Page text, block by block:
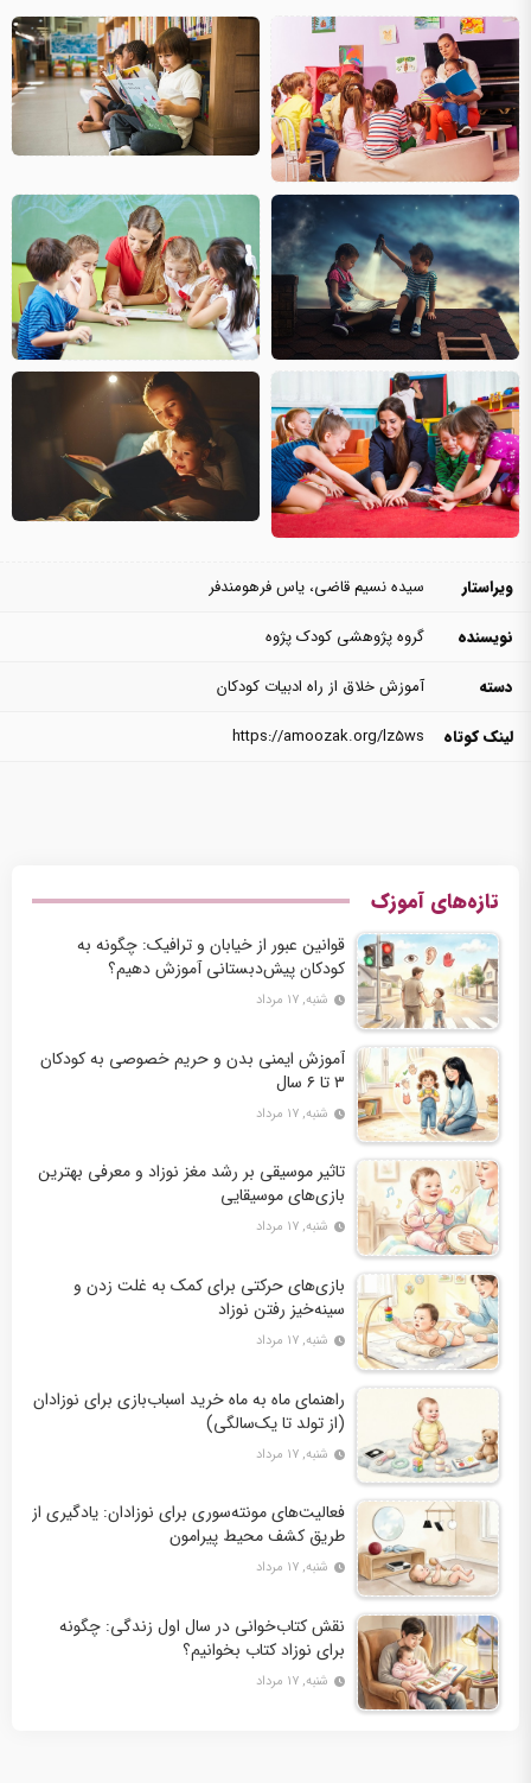
ویراستار
سیده نسیم قاضی، یاس فرهومندفر
نویسنده
گروه پژوهشی کودک پژوه
دسته
آموزش خلاق از راه ادبیات کودکان
لینک کوتاه
https://amoozak.org/lz5ws
تازه‌های آموزک
قوانین عبور از خیابان و ترافیک: چگونه به
کودکان پیش‌دبستانی آموزش دهیم؟
شنبه, ۱۷ مرداد
آموزش ایمنی بدن و حریم خصوصی به کودکان
۳ تا ۶ سال
شنبه, ۱۷ مرداد
تاثیر موسیقی بر رشد مغز نوزاد و معرفی بهترین
بازی‌های موسیقایی
شنبه, ۱۷ مرداد
بازی‌های حرکتی برای کمک به غلت زدن و
سینه‌خیز رفتن نوزاد
شنبه, ۱۷ مرداد
راهنمای ماه به ماه خرید اسباب‌بازی برای نوزادان
(از تولد تا یک‌سالگی)
شنبه, ۱۷ مرداد
فعالیت‌های مونته‌سوری برای نوزادان: یادگیری از
طریق کشف محیط پیرامون
شنبه, ۱۷ مرداد
نقش کتاب‌خوانی در سال اول زندگی: چگونه
برای نوزاد کتاب بخوانیم؟
شنبه, ۱۷ مرداد